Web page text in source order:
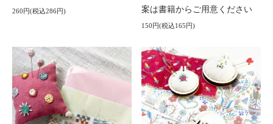
260円(税込286円)
案は書籍からご用意ください
150円(税込165円)